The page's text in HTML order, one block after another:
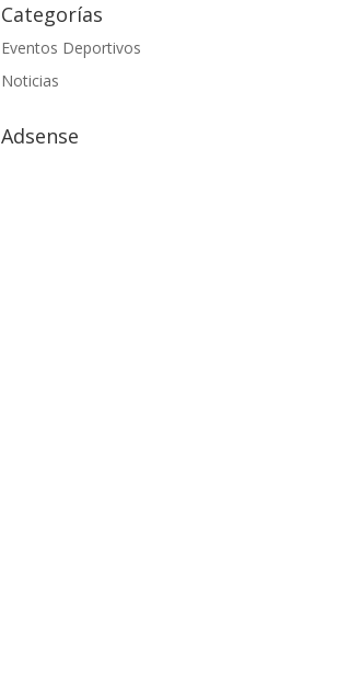
Categorías
Eventos Deportivos
Noticias
Adsense